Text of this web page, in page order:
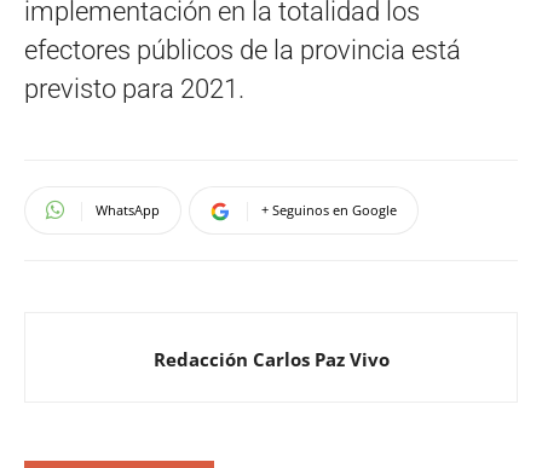
implementación en la totalidad los
efectores públicos de la provincia está
previsto para 2021.
WhatsApp + Seguinos en Google
Redacción Carlos Paz Vivo